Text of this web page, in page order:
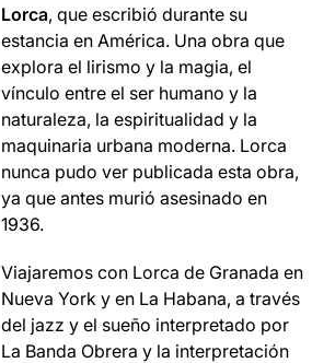
Lorca, que escribió durante su
estancia en América. Una obra que
explora el lirismo y la magia, el
vínculo entre el ser humano y la
naturaleza, la espiritualidad y la
maquinaria urbana moderna. Lorca
nunca pudo ver publicada esta obra,
ya que antes murió asesinado en
1936.
Viajaremos con Lorca de Granada en
Nueva York y en La Habana, a través
del jazz y el sueño interpretado por
La Banda Obrera y la interpretación